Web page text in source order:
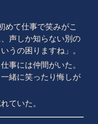
めて仕事で笑みがこ
声しか知らない別の
うの困りますね」。
事には仲間がいた。
緒に笑ったり悔しが
ていた。